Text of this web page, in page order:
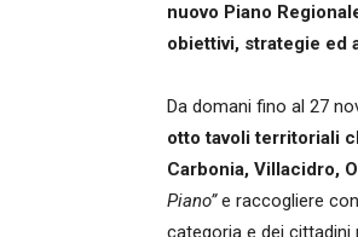
nuovo Piano
obiettivi, strategie ed
Da domani fino al 27
otto tavoli territoriali
Carbonia, Villacidro,
Piano”e raccogliere
categoria e dei cittadini